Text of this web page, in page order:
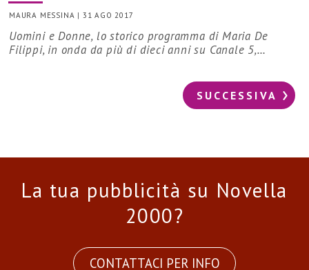
MAURA MESSINA | 31 AGO 2017
Uomini e Donne, lo storico programma di Maria De
Filippi, in onda da più di dieci anni su Canale 5,…
SUCCESSIVA
La tua pubblicità su Novella
2000?
CONTATTACI PER INFO